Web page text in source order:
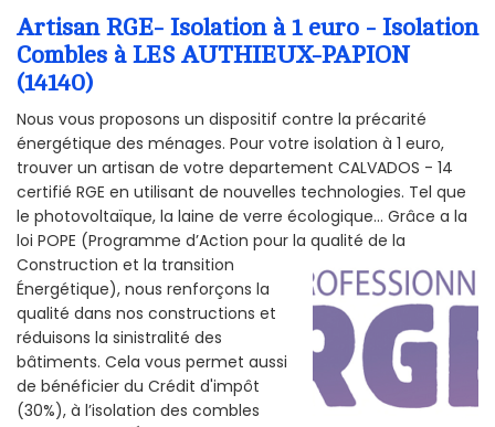
Artisan RGE- Isolation à 1 euro - Isolation
Combles à LES AUTHIEUX-PAPION
(14140)
Nous vous proposons un dispositif contre la précarité
énergétique des ménages. Pour votre isolation à 1 euro,
trouver un artisan de votre departement CALVADOS - 14
certifié RGE en utilisant de nouvelles technologies. Tel que
le photovoltaïque, la laine de verre écologique... Grâce a la
loi POPE (Programme d’Action pour la qualité de la
Construction et la transition
Énergétique), nous renforçons la
qualité dans nos constructions et
réduisons la sinistralité des
bâtiments. Cela vous permet aussi
de bénéficier du Crédit d'impôt
(30%), à l’isolation des combles